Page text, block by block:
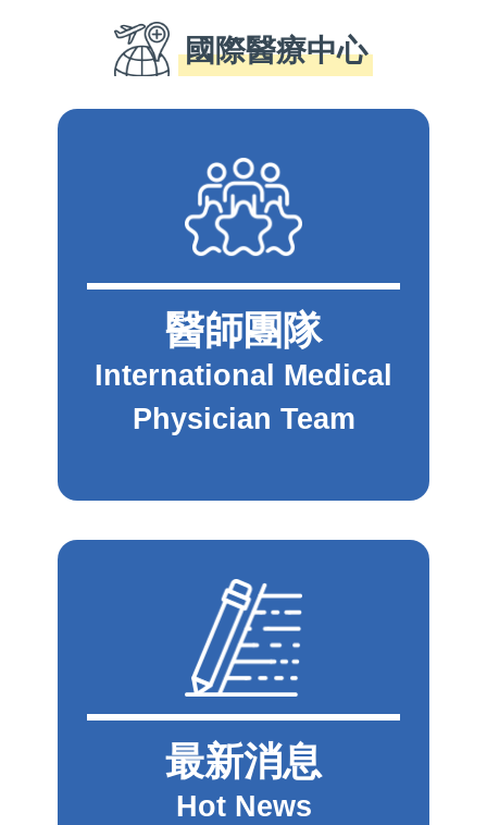
國際醫療中心
醫師團隊
International Medical
Physician Team
最新消息
Hot News